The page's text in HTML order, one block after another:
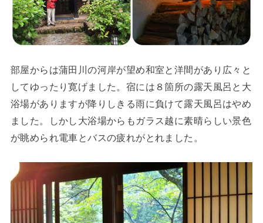
部屋からは蒲田川の河岸が望め和室と洋間があり広々と
してゆったり寛げました。宿には８箇所の露天風呂と大
浴場がありますが降りしきる雨に負けて露天風呂はやめ
ました。しかし大浴場からもガラス越に素晴らしい景色
が眺められ電車とバスの疲れがとれました。